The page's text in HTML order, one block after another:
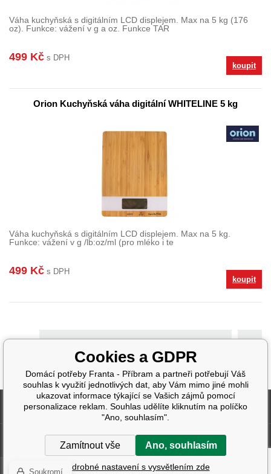
Váha kuchyňská s digitálním LCD displejem. Max na 5 kg (176
oz). Funkce: vážení v g a oz. Funkce TAR
499 Kč s DPH
koupit
Orion Kuchyňská váha digitální WHITELINE 5 kg
Váha kuchyňská s digitálním LCD displejem. Max na 5 kg.
Funkce: vážení v g /lb:oz/ml (pro mléko i te
499 Kč s DPH
koupit
>
Fakturační údaje
Další informace
Tvorba a pronájem eshopů BINARGON.cz| Design:Smartim.cz
Cookies a GDPR
Domácí potřeby Franta - Příbram a partneři potřebují Váš
souhlas k využití jednotlivých dat, aby Vám mimo jiné mohli
ukazovat informace týkající se Vašich zájmů pomocí
personalizace reklam. Souhlas udělíte kliknutím na políčko
"Ano, souhlasím".
Zamítnout vše Ano, souhlasím
Podrobné nastavení s vysvětlením zde
Soukromí